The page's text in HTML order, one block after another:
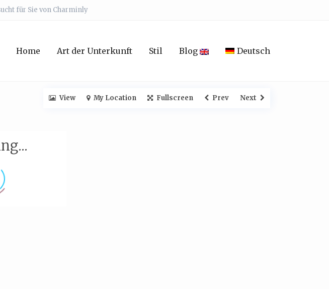
für Sie von Charminly
Home Art der Unterkunft Stil Blog Deutsch
View My Location Fullscreen Prev Next